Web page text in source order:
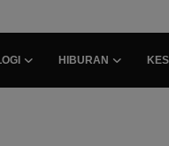
HIBURAN